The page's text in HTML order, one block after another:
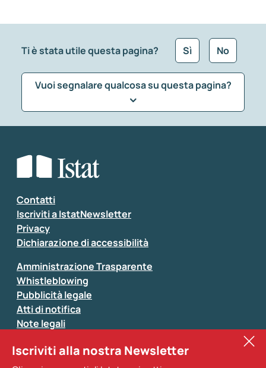
Ti è stata utile questa pagina? Sì No
Vuoi segnalare qualcosa su questa pagina?
Seleziona la tipologia della segnalazione
Inserisci il tuo commento
Contatti
Iscriviti a IstatNewsletter
Privacy
Dichiarazione di accessibilità
Amministrazione Trasparente
Whistleblowing
Pubblicità legale
Atti di notifica
Note legali
Sistan
Iscriviti alla nostra Newsletter